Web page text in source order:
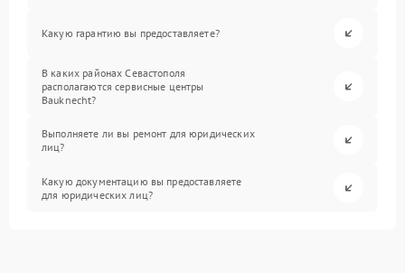
Какую гарантию вы предоставляете?
В каких районах Севастополя
располагаются сервисные центры
Bauknecht?
Выполняете ли вы ремонт для юридических
лиц?
Какую документацию вы предоставляете
для юридических лиц?